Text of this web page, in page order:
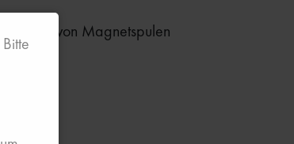
Inneren von Magnetspulen